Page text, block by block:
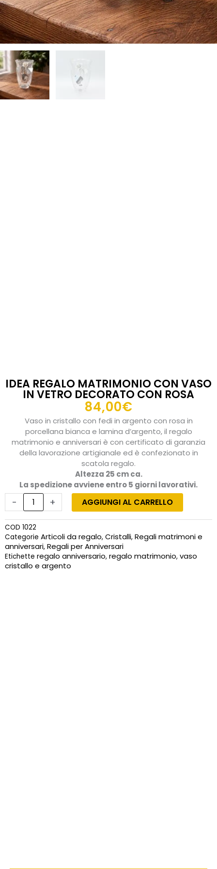
IDEA REGALO MATRIMONIO CON VASO
IN VETRO DECORATO CON ROSA
84,00€
Vaso in cristallo con fedi in argento con rosa in
porcellana bianca e lamina d’argento, il regalo
matrimonio e anniversari è con certificato di garanzia
della lavorazione artigianale ed è confezionato in
scatola regalo.
Altezza 25 cm ca.
La spedizione avviene entro 5 giorni lavorativi.
-
regalo
matrimonio
con
vaso
vetro
decorato
+ AGGIUNGI AL CARRELLO
COD 1022
Categorie Articoli da regalo, Cristalli, Regali matrimoni e
anniversari, Regali per Anniversari
Etichette regalo anniversario, regalo matrimonio, vaso
cristallo e argento